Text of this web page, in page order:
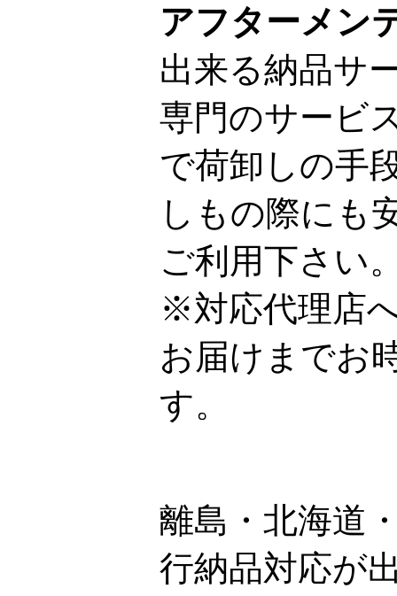
アフターメン
出来る納品サ
専門のサービ
で荷卸しの手
しもの際にも
ご利用下さい
※対応代理店
お届けまでお
す。
離島・北海道
行納品対応が